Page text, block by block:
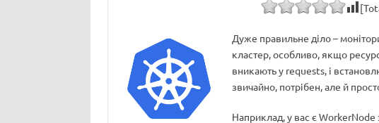
Дуже правильне діло –
кластер, особливо, якщо
вникають у requests, і
звичайно, потрібен, але й
Наприклад, у вас є